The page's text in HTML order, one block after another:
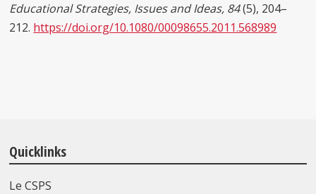
Educational Strategies, Issues and Ideas, 84(5), 204–
212. https://doi.org/10.1080/00098655.2011.568989
Quicklinks
Le CSPS